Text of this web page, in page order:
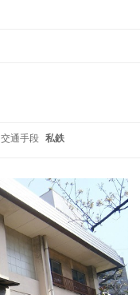
交通手段 私鉄